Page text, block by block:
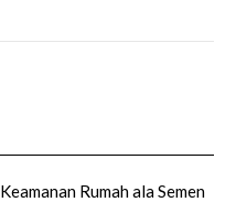
Rumah ala Semen